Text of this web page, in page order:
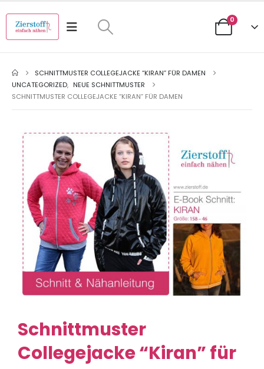
0
SCHNITTMUSTER COLLEGEJACKE “KIRAN” FÜR DAMEN
UNCATEGORIZED, NEUE SCHNITTMUSTER
SCHNITTMUSTER COLLEGEJACKE “KIRAN” FÜR DAMEN
Schnittmuster
Collegejacke “Kiran” für